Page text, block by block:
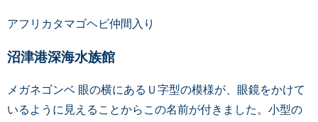
アフリカタマゴヘビ仲間入り
沼津港深海水族館
メガネゴンベ 眼の横にあるＵ字型の模様が、眼鏡をかけて
いるように見えることからこの名前が付きました。小型の